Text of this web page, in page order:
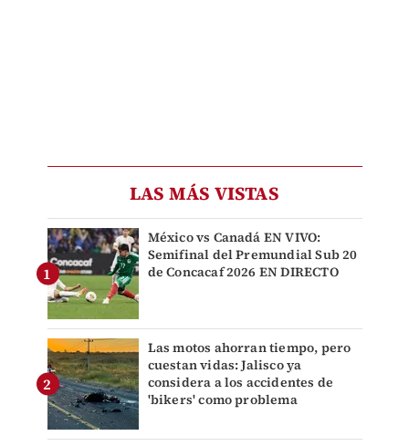
LAS MÁS VISTAS
México vs Canadá EN VIVO:
Semifinal del Premundial Sub 20
de Concacaf 2026 EN DIRECTO
Las motos ahorran tiempo, pero
cuestan vidas: Jalisco ya
considera a los accidentes de
'bikers' como problema